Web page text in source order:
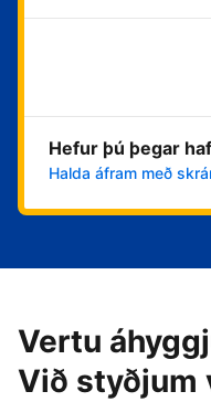
Hefur þú þegar
Halda áfram með
Vertu
Við styðjum